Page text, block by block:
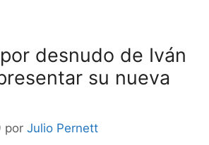
desnudo de Iván
su nueva
por Julio Pernett